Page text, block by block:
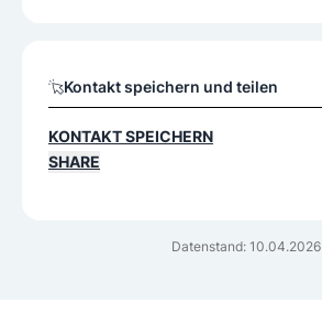
Datenstand: 10.04.2026
Kontakt speichern und teilen
KONTAKT SPEICHERN
SHARE